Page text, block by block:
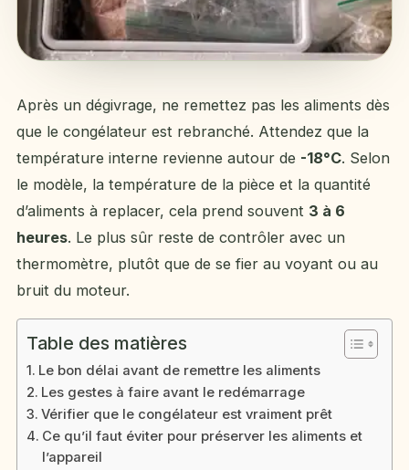
Après un dégivrage, ne remettez pas les aliments dès
que le congélateur est rebranché. Attendez que la
température interne revienne autour de -18°C. Selon
le modèle, la température de la pièce et la quantité
d’aliments à replacer, cela prend souvent 3 à 6
heures. Le plus sûr reste de contrôler avec un
thermomètre, plutôt que de se fier au voyant ou au
bruit du moteur.
Table des matières
Le bon délai avant de remettre les aliments
Les gestes à faire avant le redémarrage
Vérifier que le congélateur est vraiment prêt
Ce qu’il faut éviter pour préserver les aliments et
l’appareil